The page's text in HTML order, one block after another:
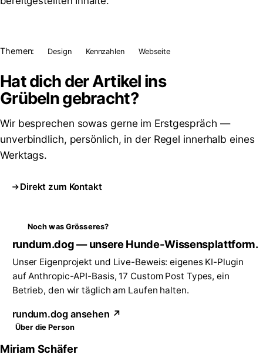
Themen: Design Kennzahlen Webseite
Hat dich der Artikel ins
Grübelngebracht?
Wir besprechen sowas gerne im Erstgespräch —
unverbindlich, persönlich, in der Regel innerhalb eines
Werktags.
Direkt zum Kontakt
Noch was Grösseres?
rundum.dog — unsere Hunde-Wissensplattform.
Unser Eigenprojekt und Live-Beweis: eigenes KI-Plugin
auf Anthropic-API-Basis, 17 Custom Post Types, ein
Betrieb, den wir täglich am Laufen halten.
rundum.dog ansehen ↗
Über die Person
Miriam Schäfer